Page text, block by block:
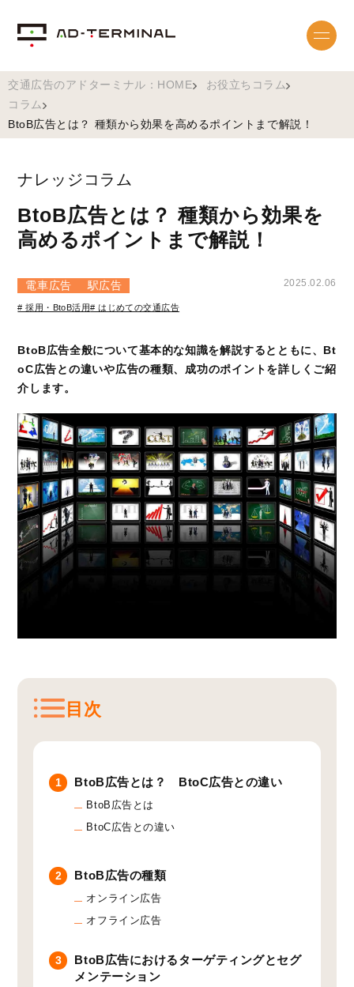
交通広告のアドターミナル：HOME
お役立ちコラム
コラム
BtoB広告とは？ 種類から効果を高めるポイントまで解説！
ナレッジコラム
BtoB広告とは？ 種類から効果を
高めるポイントまで解説！
電車広告 駅広告 2025.02.06
# 採用・BtoB活用# はじめての交通広告
BtoB広告全般について基本的な知識を解説するとともに、Bt
oC広告との違いや広告の種類、成功のポイントを詳しくご紹
介します。
目次
1 BtoB広告とは？ BtoC広告との違い
BtoB広告とは
BtoC広告との違い
2 BtoB広告の種類
オンライン広告
オフライン広告
3
BtoB広告におけるターゲティングとセグ
メンテーション